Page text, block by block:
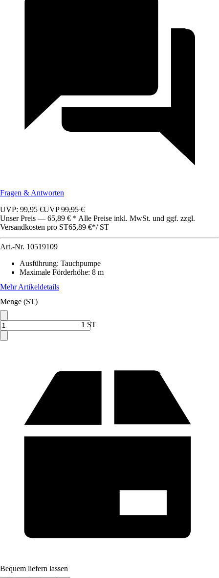
Fragen & Antworten
UVP: 99,95 €UVP99,95 €
Unser Preis — 65,89 € * Alle Preise inkl. MwSt. und ggf. zzgl.
Versandkosten pro ST65,89 €*/ ST
Art.-Nr. 10519109
Ausführung: Tauchpumpe
Maximale Förderhöhe: 8 m
Mehr Artikeldetails
Menge (ST)
1 ST
Bequem liefern lassen